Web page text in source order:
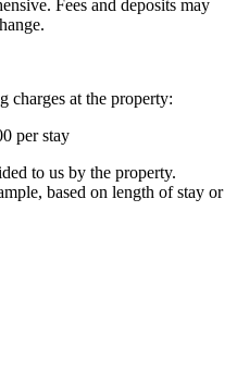
Fees and deposits may
charges at the property:
per stay
to us by the property.
based on length of stay or